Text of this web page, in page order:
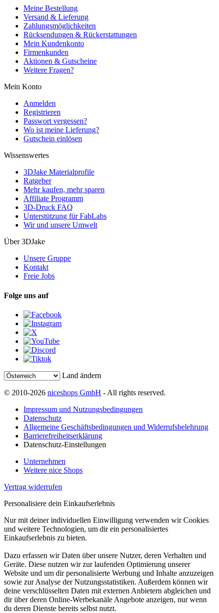
Meine Bestellung
Versand & Lieferung
Zahlungsmöglichkeiten
Rücksendungen & Rückerstattungen
Mein Kundenkonto
Firmenkunden
Aktionen & Gutscheine
Weitere Fragen?
Mein Konto
Anmelden
Registrieren
Passwort vergessen?
Wo ist meine Lieferung?
Gutschein einlösen
Wissenswertes
3DJake Materialprofile
Ratgeber
Mehr kaufen, mehr sparen
Affiliate Programm
3D-Druck FAQ
Unterstützung für FabLabs
Wir und unsere Umwelt
Über 3DJake
Unsere Gruppe
Kontakt
Freie Jobs
Folge uns auf
Land ändern
© 2010-2026 niceshops GmbH - All rights reserved.
Impressum und Nutzungsbedingungen
Datenschutz
Allgemeine Geschäftsbedingungen und Widerrufsbelehrung
Barrierefreiheitserklärung
Datenschutz-Einstellungen
Unternehmen
Weitere nice Shops
Vertrag widerrufen
Personalisiere dein Einkaufserlebnis
Nur mit deiner individuellen Einwilligung verwenden wir Cookies
und weitere Technologien, um dir ein personalisiertes
Einkaufserlebnis zu bieten.
Dazu erfassen wir Daten über unsere Nutzer, deren Verhalten und
Geräte. Diese nutzen wir zur laufenden Optimierung unserer
Website und um dir personalisierte Werbung und Inhalte anzuzeigen
sowie zur Analyse der Nutzungsstatistiken. Außerdem können wir
deine verschlüsselten Daten mit externen Anbietern abgleichen und
dir über deren Online-Werbekanäle Angebote anzeigen, nur wenn
du deren Dienste bereits selbst nutzt.